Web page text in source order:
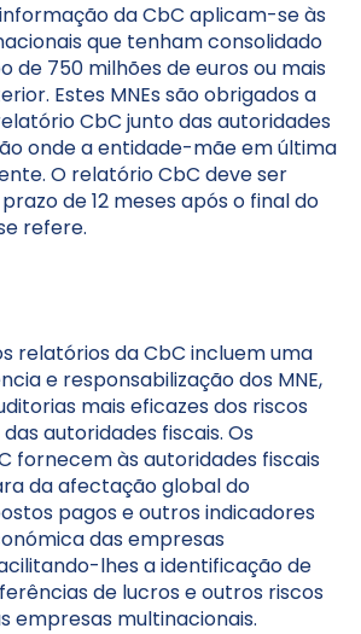
da CbC aplicam-se às
que tenham consolidado
de 750 milhões de euros ou mais
Estes MNEs são obrigados a
CbC junto das autoridades
onde a entidade-mãe em última
O relatório CbC deve ser
de 12 meses após o final do
refere.
relatórios da CbC incluem uma
e responsabilização dos MNE,
mais eficazes dos riscos
autoridades fiscais. Os
fornecem às autoridades fiscais
da afectação global do
pagos e outros indicadores
das empresas
lhes a identificação de
de lucros e outros riscos
empresas multinacionais.